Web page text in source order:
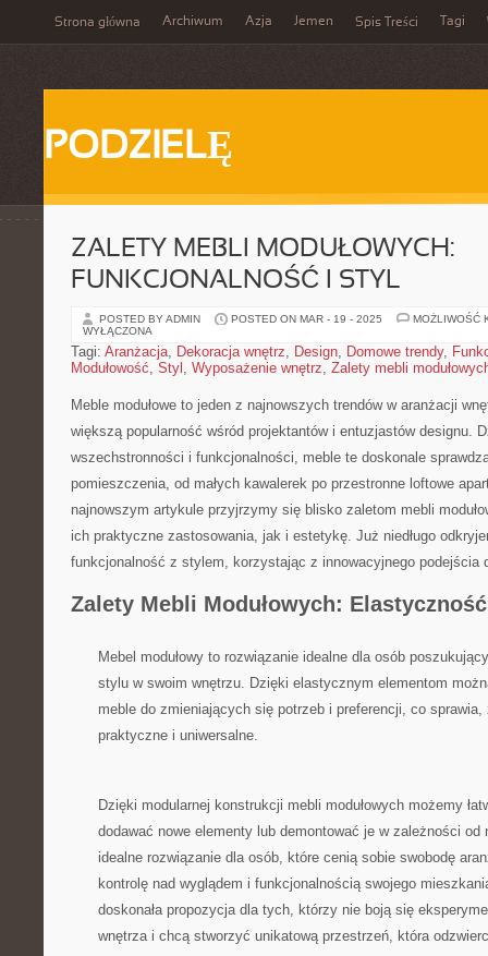
Strona główna Archiwum Azja Jemen Spis Treści Tagi
PODZIELĘ
ZALETY MEBLI MODUŁOWYCH:
FUNKCJONALNOŚĆ I STYL
POSTED BY ADMIN POSTED ON MAR - 19 - 2025
MOŻLIWOŚĆ
WYŁĄCZONA
Tagi: Aranżacja, Dekoracja wnętrz, Design, Domowe trendy,
Modułowość, Styl , Wyposażenie wnętrz, Zalety mebli
Meble modułowe to jeden ⁤z najnowszych trendów w aranżacji
większą popularność wśród projektantów i entuzjastów designu.
wszechstronności⁤ i⁣ funkcjonalności, meble te doskonale​
pomieszczenia, od małych kawalerek po przestronne loftowe
najnowszym artykule przyjrzymy się blisko ‌zaletom⁤ mebli
ich⁢ praktyczne zastosowania, jak i estetykę. ​Już niedługo
funkcjonalność ⁢z stylem,​ korzystając z innowacyjnego podejścia
Zalety Mebli ​Modułowych:
Mebel modułowy to rozwiązanie idealne ​dla osób
stylu w swoim wnętrzu. Dzięki elastycznym elementom
meble do​ zmieniających się potrzeb i preferencji, co
praktyczne i uniwersalne.
Dzięki modularnej konstrukcji mebli modułowych możemy
dodawać nowe elementy lub demontować je⁤ w zależności ⁤od
idealne rozwiązanie ‍dla osób, które ‌cenią sobie swobodę
kontrolę ‍nad ⁣wyglądem i funkcjonalnością swojego
doskonała propozycja dla tych, którzy nie boją ⁤się
wnętrza i chcą stworzyć unikatową przestrzeń, która